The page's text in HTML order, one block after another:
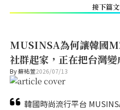
接下篇
MUSINSA為何讓韓國
社群起家，正在把台灣
By蘇祐萱2026/07/13
韓國時尚流行平台